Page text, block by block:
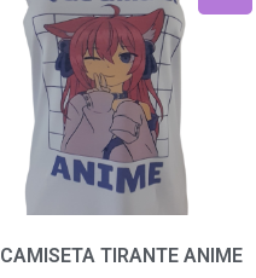
CAMISETA TIRANTE ANIME